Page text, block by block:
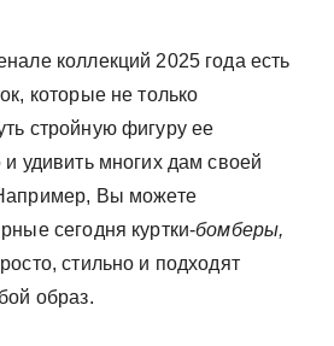
коллекций 2025 года есть
которые не только
стройную фигуру ее
удивить многих дам своей
Вы можете
сегодня куртки-бомберы,
стильно и подходят
образ.